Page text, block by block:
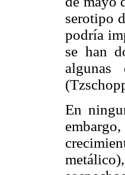
serotipo
podría
se han
En